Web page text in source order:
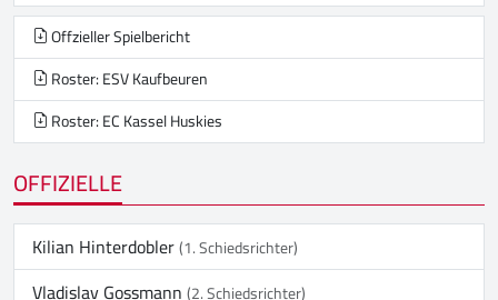
Offzieller Spielbericht
Roster: ESV Kaufbeuren
Roster: EC Kassel Huskies
OFFIZIELLE
Kilian Hinterdobler(1. Schiedsrichter)
Vladislav Gossmann(2. Schiedsrichter)